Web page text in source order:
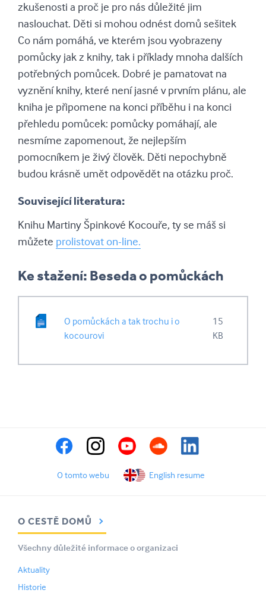
zkušenosti a proč je pro nás důležité jim
naslouchat. Děti si mohou odnést domů sešitek
Co nám pomáhá, ve kterém jsou vyobrazeny
pomůcky jak z knihy, tak i příklady mnoha dalších
potřebných pomůcek. Dobré je pamatovat na
vyznění knihy, které není jasné v prvním plánu, ale
kniha je připomene na konci příběhu i na konci
přehledu pomůcek: pomůcky pomáhají, ale
nesmíme zapomenout, že nejlepším
pomocníkem je živý člověk. Děti nepochybně
budou krásně umět odpovědět na otázku proč.
Související literatura:
Knihu Martiny Špinkové Kocouře, ty se máš si
můžete prolistovat on-line.
Ke stažení: Beseda o pomůckách
O pomůckách a tak trochu i o
kocourovi
15
KB
O tomto webu English resume
O CESTĚ DOMŮ
Všechny důležité informace o organizaci
Aktuality
Historie